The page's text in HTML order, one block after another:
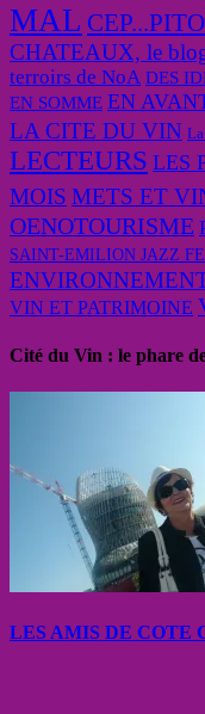
MAL
CHATEAUX, le
terroirs de NoA DES
EN SOMME EN
LA CITE DU VIN
LECTEURS LES
MOIS METS ET
OENOTOURISME
SAINT-EMILION JAZZ
VIN ET PATRIMOINE
Cité du Vin : le phare
LES AMIS DE COTE